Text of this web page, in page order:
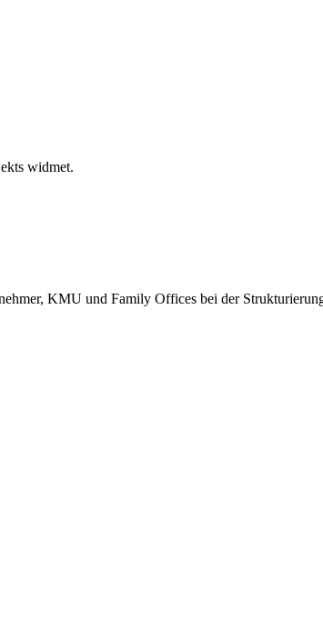
widmet.
KMU und Family Offices bei der